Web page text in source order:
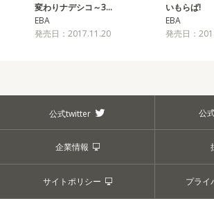
変わりナデシコ～3…
EBA
発売日：2017.11.20
いもらば!
EBA
発売日：
公式twitter 公
企業情報
サイトポリシー プライ